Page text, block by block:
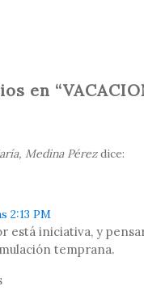
en
Medina Pérez dice:
2:13 PM
está iniciativa, y
temprana.